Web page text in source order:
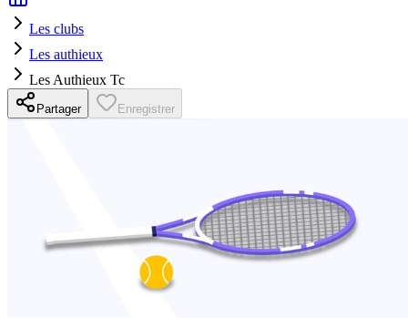
Les clubs
Les authieux
Les Authieux Tc
Partager Enregistrer